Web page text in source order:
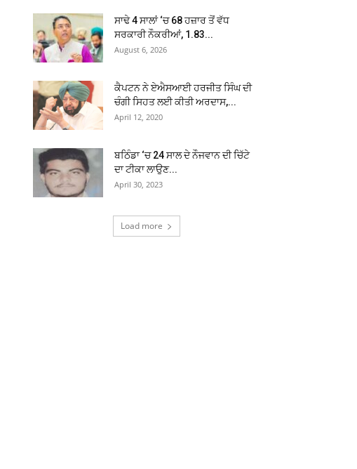
ਸਾਢੇ 4 ਸਾਲਾਂ ‘ਚ 68 ਹਜ਼ਾਰ ਤੋਂ ਵੱਧ
ਸਰਕਾਰੀ ਨੌਕਰੀਆਂ, 1.83...
August 6, 2026
ਕੈਪਟਨ ਨੇ ਏਐਸਆਈ ਹਰਜੀਤ ਸਿੰਘ ਦੀ
ਚੰਗੀ ਸਿਹਤ ਲਈ ਕੀਤੀ ਅਰਦਾਸ,...
April 12, 2020
ਬਠਿੰਡਾ ‘ਚ 24 ਸਾਲ ਦੇ ਨੌਜਵਾਨ ਦੀ ਚਿੱਟੇ
ਦਾ ਟੀਕਾ ਲਾਉਣ...
April 30, 2023
Load more